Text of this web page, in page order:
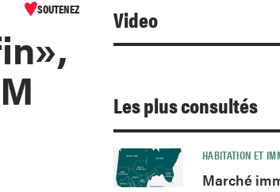
SOUTENEZ Video
Les plus consultés
HABITATION ET
Marché